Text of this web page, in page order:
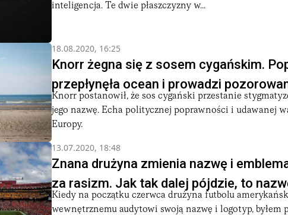
inteligencja. Te dwie płaszczyzny w...
18.08.2020, 16:25
Knorr żegna się z sosem cygańskim.
przepłynęła ocean i prowadzi
Knorr postanowił, że sos cygański przestanie
jego nazwę. Echa politycznej poprawności i udawanej
Europy.
13.07.2020, 18:48
Znana drużyna zmienia nazwę i
za rasizm. Jak tak dalej pójdzie, to
Kiedy na początku czerwca drużyna futbolu
wewnętrznemu audytowi swoją nazwę i logotyp, byłem